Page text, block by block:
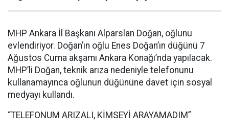
MHP Ankara İl Başkanı Alparslan Doğan, oğlunu
evlendiriyor. Doğan’ın oğlu Enes Doğan’ın düğünü 7
Ağustos Cuma akşamı Ankara Konağı’nda yapılacak.
MHP’li Doğan, teknik arıza nedeniyle telefonunu
kullanamayınca oğlunun düğününe davet için sosyal
medyayı kullandı.
“TELEFONUM ARIZALI, KİMSEYİ ARAYAMADIM”